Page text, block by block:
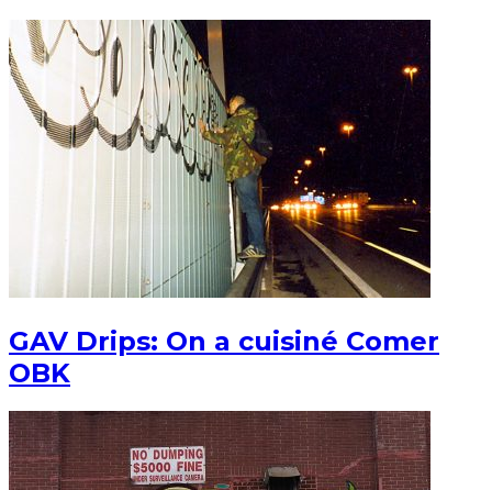
GAV Drips: On a cuisiné Comer
OBK